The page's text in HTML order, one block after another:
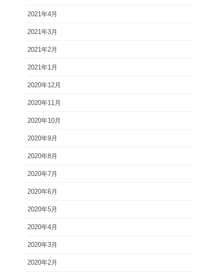
2021年4月
2021年3月
2021年2月
2021年1月
2020年12月
2020年11月
2020年10月
2020年9月
2020年8月
2020年7月
2020年6月
2020年5月
2020年4月
2020年3月
2020年2月